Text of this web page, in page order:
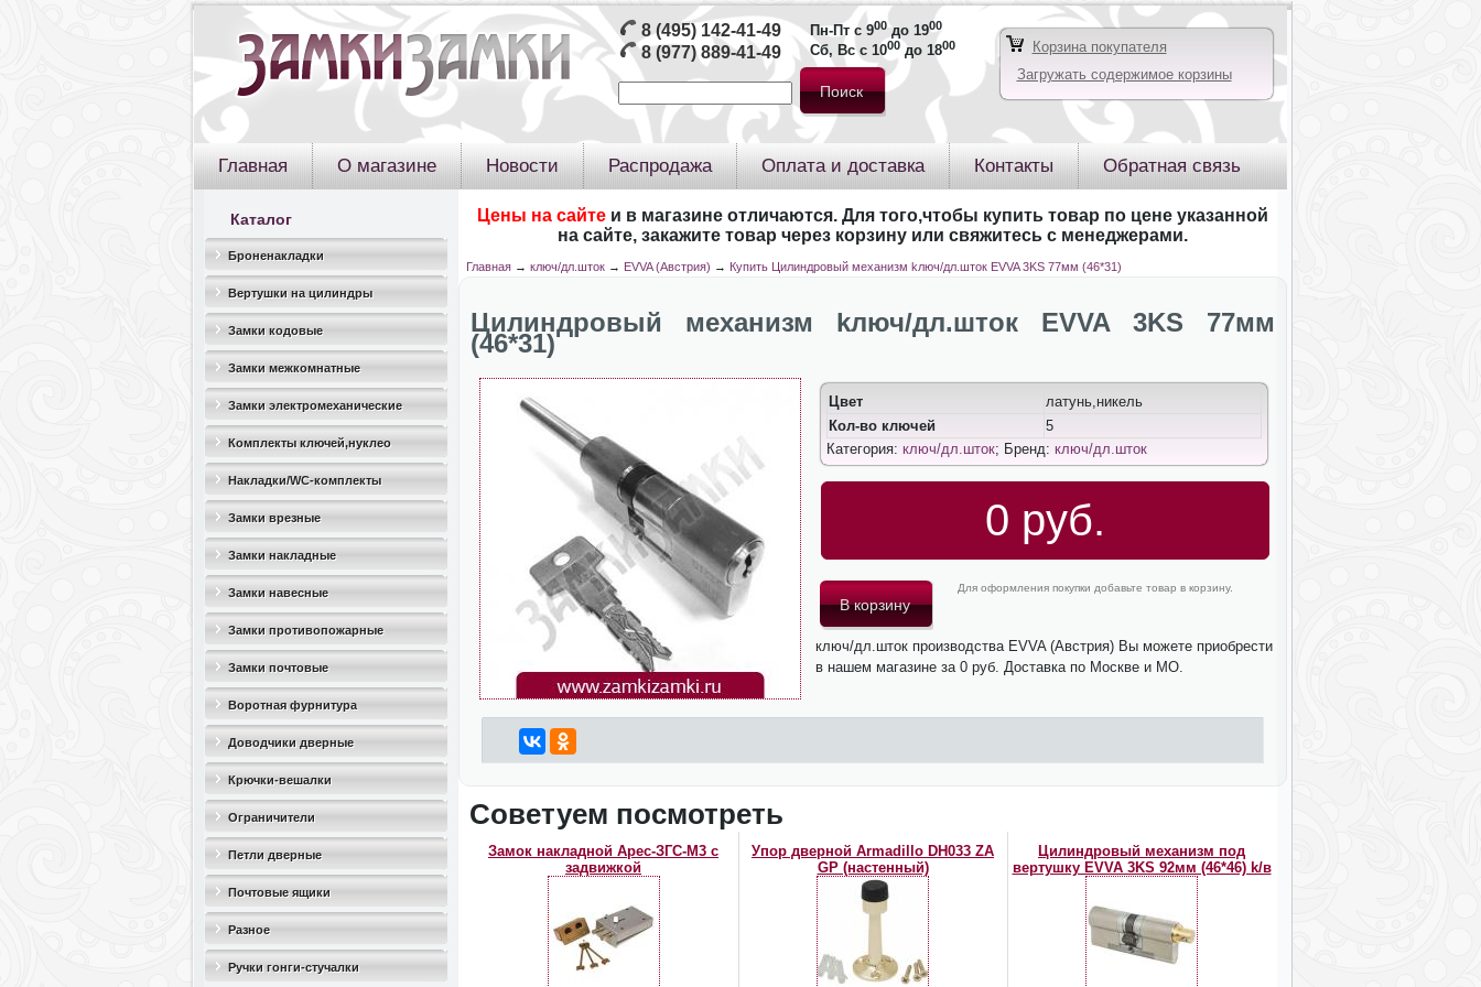
8 (495) 142-41-49
8 (977) 889-41-49
Пн-Пт с 900до 1900
Сб, Вс с 1000до 1800
Корзина покупателя
Загружать содержимое корзины
Главная О магазине Новости Распродажа Оплата и доставка Контакты Обратная связь
Каталог
Броненакладки
Вертушки на цилиндры
Замки кодовые
Замки межкомнатные
Замки электромеханические
Комплекты ключей,нуклео
Накладки/WC-комплекты
Замки врезные
Замки накладные
Замки навесные
Замки противопожарные
Замки почтовые
Воротная фурнитура
Доводчики дверные
Крючки-вешалки
Ограничители
дверные(стопоры)
Петли дверные
Почтовые ящики
Разное
Ручки гонги-стучалки
Цены на сайте и в магазине отличаются. Для того,чтобы купить товар по цене указанной
на сайте, закажите товар через корзину или свяжитесь с менеджерами.
Главная →ключ/дл.шток → EVVA (Австрия) → Купить Цилиндровый механизм kлюч/дл.шток EVVA 3KS 77мм (46*31)
Цилиндровый механизм kлюч/дл.шток EVVA 3KS 77мм
(46*31)
Цвет
латунь,никель
Кол-во ключей
5
Категория: ключ/дл.шток; Бренд: ключ/дл.шток
0 руб.
Для оформления покупки добавьте товар в корзину.
ключ/дл.шток производства EVVA (Австрия) Вы можете приобрести
в нашем магазине за 0 руб. Доставка по Москве и МО.
Советуем посмотреть
Замок накладной Арес-ЗГС-М3 с
задвижкой
Упор дверной Armadillo DH033 ZA
GP (настенный)
Цилиндровый механизм под
вертушку EVVA 3KS 92мм (46*46) k/в